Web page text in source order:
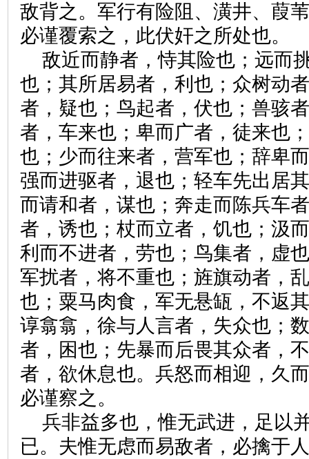
敌背之。军行有险阻、潢井、葭
必谨覆索之，此伏奸之所处也。
敌近而静者，恃其险也；远而
也；其所居易者，利也；众树动
者，疑也；鸟起者，伏也；兽骇
者，车来也；卑而广者，徒来也
也；少而往来者，营军也；辞卑
强而进驱者，退也；轻车先出居
而请和者，谋也；奔走而陈兵车
者，诱也；杖而立者，饥也；汲
利而不进者，劳也；鸟集者，虚
军扰者，将不重也；旌旗动者，
也；粟马肉食，军无悬缻，不返
谆翕翕，徐与人言者，失众也；
者，困也；先暴而后畏其众者，
者，欲休息也。兵怒而相迎，久
必谨察之。
兵非益多也，惟无武进，足以
已。夫惟无虑而易敌者，必擒于